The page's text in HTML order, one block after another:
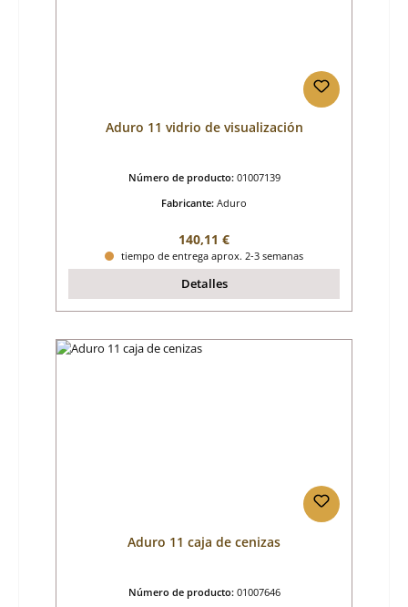
Aduro 11 vidrio de visualización
Número de producto: 01007139
Fabricante: Aduro
Precio normal:
140,11 €
tiempo de entrega aprox. 2-3 semanas
Detalles
Aduro 11 caja de cenizas
Número de producto: 01007646